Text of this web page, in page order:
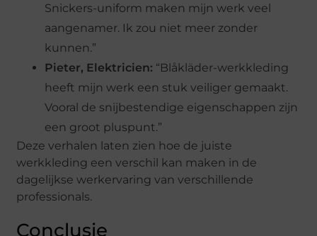
Snickers-uniform maken mijn werk veel
aangenamer. Ik zou niet meer zonder
kunnen.”
Pieter, Elektricien: “Blåkläder-werkkleding
heeft mijn werk een stuk veiliger gemaakt.
Vooral de snijbestendige eigenschappen zijn
een groot pluspunt.”
Deze verhalen laten zien hoe de juiste
werkkleding een verschil kan maken in de
dagelijkse werkervaring van verschillende
professionals.
Conclusie